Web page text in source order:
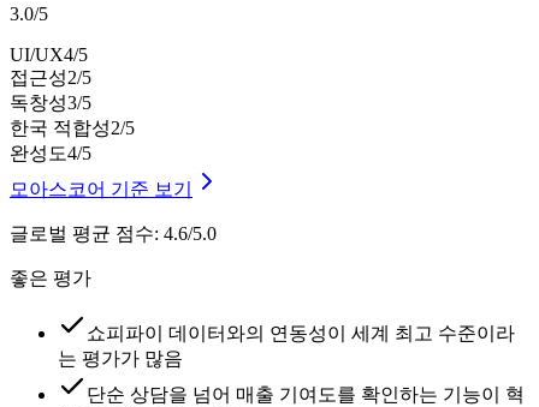
3.0/5
UI/UX4/5
접근성2/5
독창성3/5
한국 적합성2/5
완성도4/5
모아스코어 기준 보기
글로벌 평균 점수: 4.6/5.0
좋은 평가
쇼피파이 데이터와의 연동성이 세계 최고 수준이라
는 평가가 많음
단순 상담을 넘어 매출 기여도를 확인하는 기능이 혁